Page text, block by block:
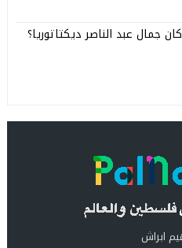
جمال عبد الناصر ديكتاتوريا؟
ابراش